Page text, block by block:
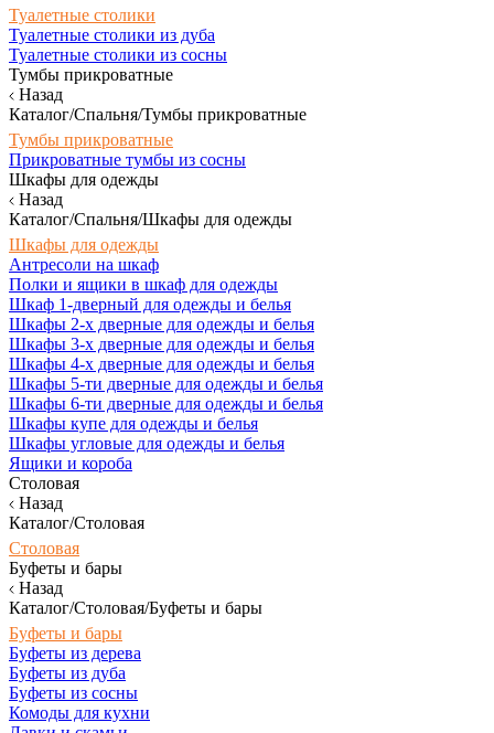
Туалетные столики
Туалетные столики из дуба
Туалетные столики из сосны
Тумбы прикроватные
Назад
Каталог/Спальня/Тумбы прикроватные
Тумбы прикроватные
Прикроватные тумбы из сосны
Шкафы для одежды
Назад
Каталог/Спальня/Шкафы для одежды
Шкафы для одежды
Антресоли на шкаф
Полки и ящики в шкаф для одежды
Шкаф 1-дверный для одежды и белья
Шкафы 2-х дверные для одежды и белья
Шкафы 3-х дверные для одежды и белья
Шкафы 4-х дверные для одежды и белья
Шкафы 5-ти дверные для одежды и белья
Шкафы 6-ти дверные для одежды и белья
Шкафы купе для одежды и белья
Шкафы угловые для одежды и белья
Ящики и короба
Столовая
Назад
Каталог/Столовая
Столовая
Буфеты и бары
Назад
Каталог/Столовая/Буфеты и бары
Буфеты и бары
Буфеты из дерева
Буфеты из дуба
Буфеты из сосны
Комоды для кухни